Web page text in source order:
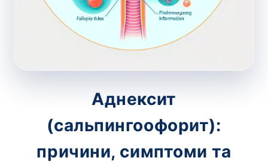
Аднексит
(сальпингоофорит):
причини, симптоми та
зіскрібки. Взяття біоматеріалу для них
виконує лікар – необхідий
запис до фахівця
Аналіз вдома